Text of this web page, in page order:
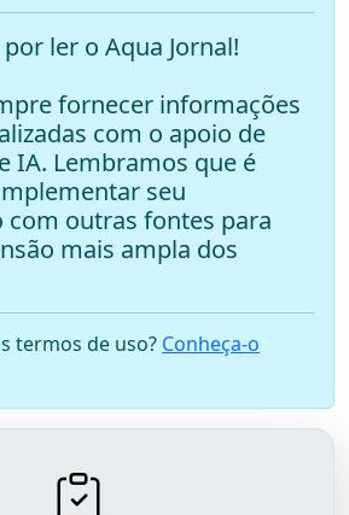
ler o Aqua Jornal!
fornecer informações
com o apoio de
IA. Lembramos que é
seu
com outras fontes para
mais ampla dos
termos de uso? Conheça-o